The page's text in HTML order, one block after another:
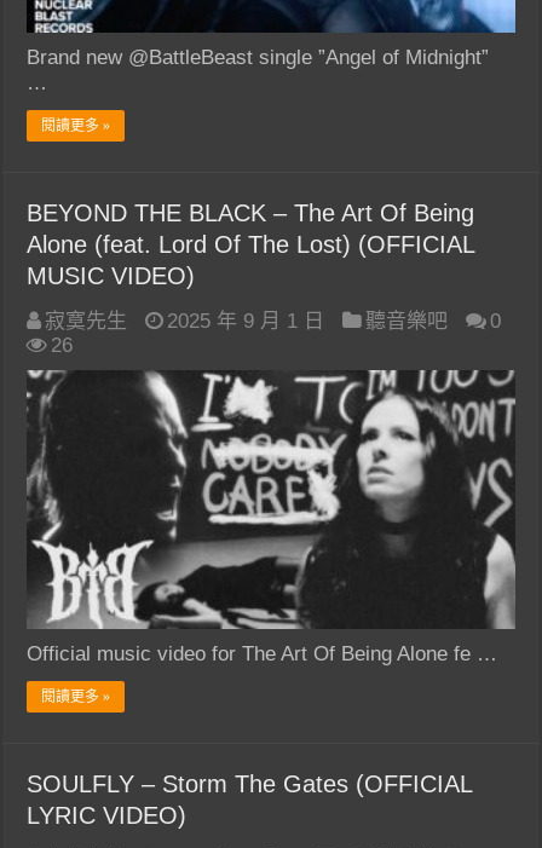
Brand new @BattleBeast single ”Angel of Midnight”
…
閱讀更多 »
BEYOND THE BLACK – The Art Of Being
Alone (feat. Lord Of The Lost) (OFFICIAL
MUSIC VIDEO)
寂寞先生 2025 年 9 月 1 日 聽音樂吧
0
26
Official music video for The Art Of Being Alone fe …
閱讀更多 »
SOULFLY – Storm The Gates (OFFICIAL
LYRIC VIDEO)